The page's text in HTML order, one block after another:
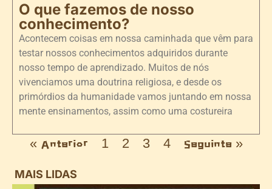
O que fazemos de nosso
conhecimento?
Acontecem coisas em nossa caminhada que vêm para
testar nossos conhecimentos adquiridos durante
nosso tempo de aprendizado. Muitos de nós
vivenciamos uma doutrina religiosa, e desde os
primórdios da humanidade vamos juntando em nossa
mente ensinamentos, assim como uma costureira
« Anterior 1 2 3 4 Seguinte »
MAIS LIDAS